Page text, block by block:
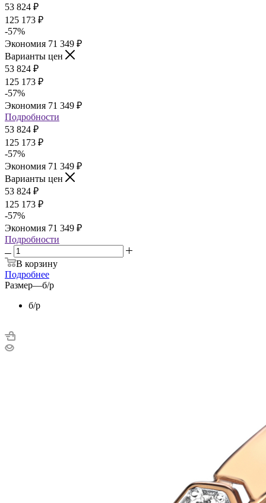
53 824 ₽
125 173 ₽
-57%
Экономия 71 349 ₽
Варианты цен
53 824 ₽
125 173 ₽
-57%
Экономия 71 349 ₽
Подробности
53 824 ₽
125 173 ₽
-57%
Экономия 71 349 ₽
Варианты цен
53 824 ₽
125 173 ₽
-57%
Экономия 71 349 ₽
Подробности
В корзину
Подробнее
Размер—б/р
б/р